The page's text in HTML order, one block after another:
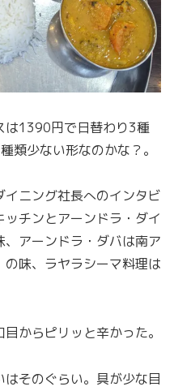
は1390円で日替わり3種
類少ない形なのかな？。
ニング社長へのインタビ
チンとアーンドラ・ダイ
アーンドラ・ダバは南ア
味、ラヤラシーマ料理は
からピリッと辛かった。
そのぐらい。具が少な目